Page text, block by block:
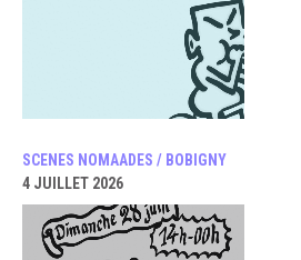
SCENES NOMAADES / BOBIGNY
4 JUILLET 2026